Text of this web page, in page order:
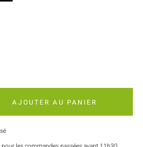
AJOUTER AU PANIER